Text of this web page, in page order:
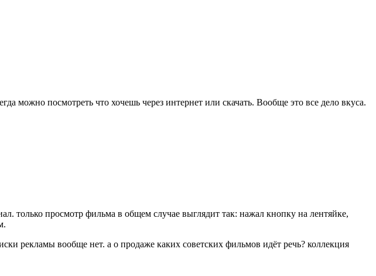
можно посмотреть что хочешь через интернет или скачать. Вообще это все дело вкуса.
только просмотр фильма в общем случае выглядит так: нажал кнопку на лентяйке,
рекламы вообще нет. а о продаже каких советских фильмов идёт речь? коллекция